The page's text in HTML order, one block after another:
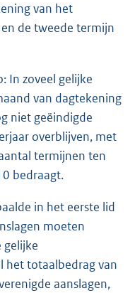
van het
de tweede termijn
In zoveel gelijke
van dagtekening
niet geëindigde
overblijven, met
termijnen ten
bedraagt.
in het eerste lid
moeten
het totaalbedrag van
aanslagen,